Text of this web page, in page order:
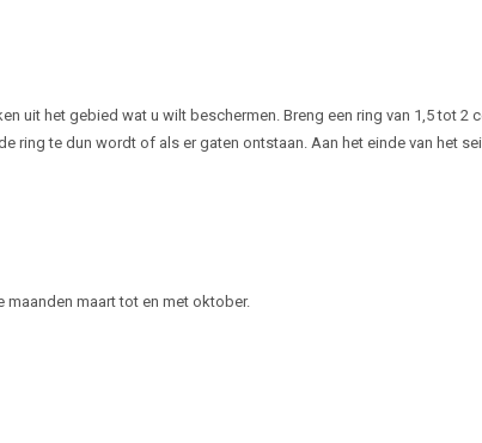
uit het gebied wat u wilt beschermen. Breng een ring van 1,5 tot 2
ring te dun wordt of als er gaten ontstaan. Aan het einde van het
maanden maart tot en met oktober.